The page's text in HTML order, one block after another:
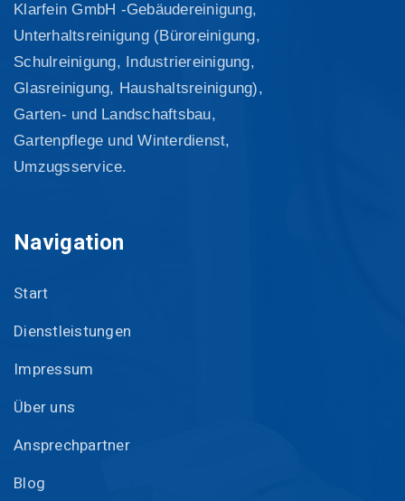
Klarfein GmbH -Gebäudereinigung,
Unterhaltsreinigung (Büroreinigung,
Schulreinigung, Industriereinigung,
Glasreinigung, Haushaltsreinigung),
Garten- und Landschaftsbau,
Gartenpflege und Winterdienst,
Umzugsservice.
Navigation
Start
Dienstleistungen
Impressum
Über uns
Ansprechpartner
Blog